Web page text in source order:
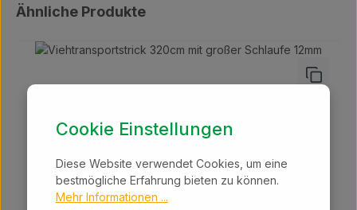
Produktgalerie überspringen
Ähnliche Produkte
Cookie Einstellungen
Diese Website verwendet Cookies, um eine
bestmögliche Erfahrung bieten zu können.
Mehr Informationen ...